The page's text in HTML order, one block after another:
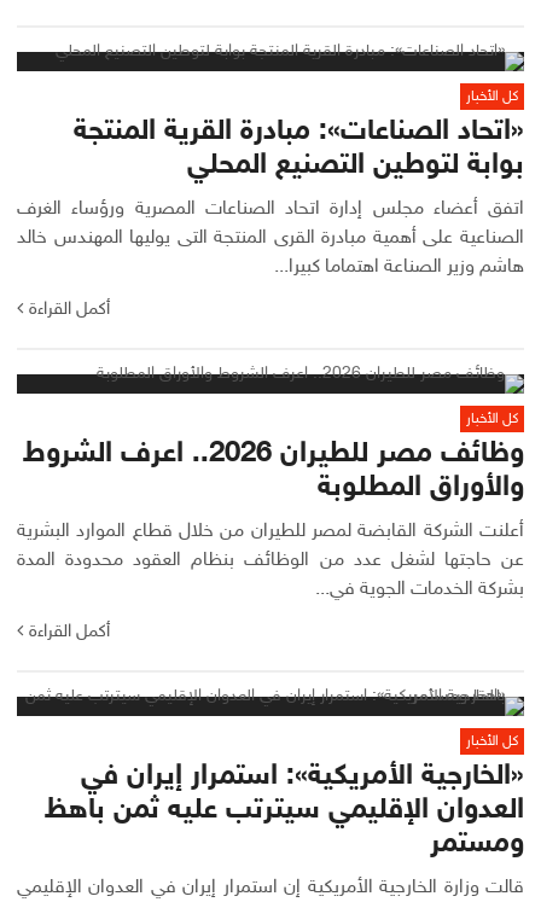
كل الأخبار
«اتحاد الصناعات»: مبادرة القرية المنتجة
بوابة لتوطين التصنيع المحلي
اتفق أعضاء مجلس إدارة اتحاد الصناعات المصرية ورؤساء الغرف
الصناعية على أهمية مبادرة القرى المنتجة التى يوليها المهندس خالد
هاشم وزير الصناعة اهتماما كبيرا...
أكمل القراءة
كل الأخبار
وظائف مصر للطيران 2026.. اعرف الشروط
والأوراق المطلوبة
أعلنت الشركة القابضة لمصر للطيران من خلال قطاع الموارد البشرية
عن حاجتها لشغل عدد من الوظائف بنظام العقود محدودة المدة
بشركة الخدمات الجوية في...
أكمل القراءة
كل الأخبار
«الخارجية الأمريكية»: استمرار إيران في
العدوان الإقليمي سيترتب عليه ثمن باهظ
ومستمر
قالت وزارة الخارجية الأمريكية إن استمرار إيران في العدوان الإقليمي